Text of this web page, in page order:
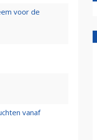
voor de
vanaf